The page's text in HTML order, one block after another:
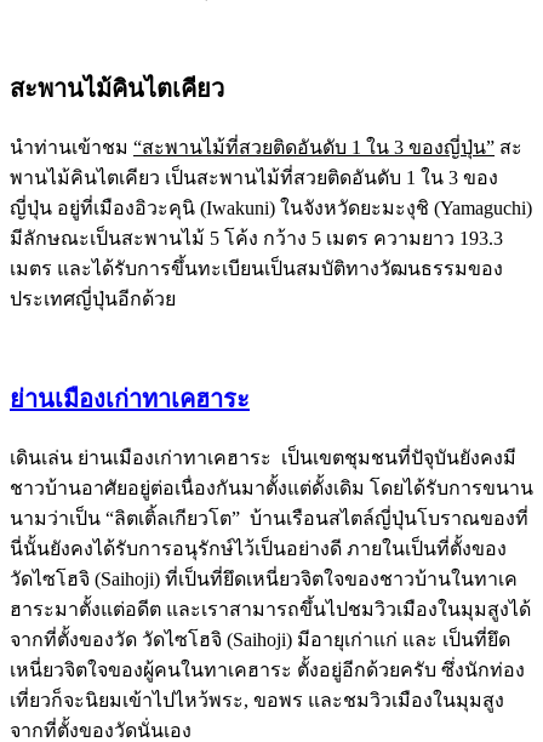
สะพานไม้คินไตเคียว
นำท่านเข้าชม “สะพานไม้ที่สวยติดอันดับ 1 ใน 3 ของญี่ปุ่น” สะ
พานไม้คินไตเคียว เป็นสะพานไม้ที่สวยติดอันดับ 1 ใน 3 ของ
ญี่ปุ่น อยู่ที่เมืองอิวะคุนิ (Iwakuni) ในจังหวัดยะมะงุชิ (Yamaguchi)
มีลักษณะเป็นสะพานไม้ 5 โค้ง กว้าง 5 เมตร ความยาว 193.3
เมตร และได้รับการขึ้นทะเบียนเป็นสมบัติทางวัฒนธรรมของ
ประเทศญี่ปุ่นอีกด้วย
ย่านเมืองเก่าทาเคฮาระ
เดินเล่น ย่านเมืองเก่าทาเคฮาระ เป็นเขตชุมชนที่ปัจุบันยังคงมี
ชาวบ้านอาศัยอยู่ต่อเนื่องกันมาตั้งแต่ดั้งเดิม โดยได้รับการขนาน
นามว่าเป็น “ลิตเติ้ลเกียวโต” บ้านเรือนสไตล์ญี่ปุ่นโบราณของที่
นี่นั้นยังคงได้รับการอนุรักษ์ไว้เป็นอย่างดี ภายในเป็นที่ตั้งของ
วัดไซโฮจิ (Saihoji) ที่เป็นที่ยึดเหนี่ยวจิตใจของชาวบ้านในทาเค
ฮาระมาตั้งแต่อดีต และเราสามารถขึ้นไปชมวิวเมืองในมุมสูงได้
จากที่ตั้งของวัด วัดไซโฮจิ (Saihoji) มีอายุเก่าแก่ และ เป็นที่ยึด
เหนี่ยวจิตใจของผู้คนในทาเคฮาระ ตั้งอยู่อีกด้วยครับ ซึ่งนักท่อง
เที่ยวก็จะนิยมเข้าไปไหว้พระ, ขอพร และชมวิวเมืองในมุมสูง
จากที่ตั้งของวัดนั่นเอง